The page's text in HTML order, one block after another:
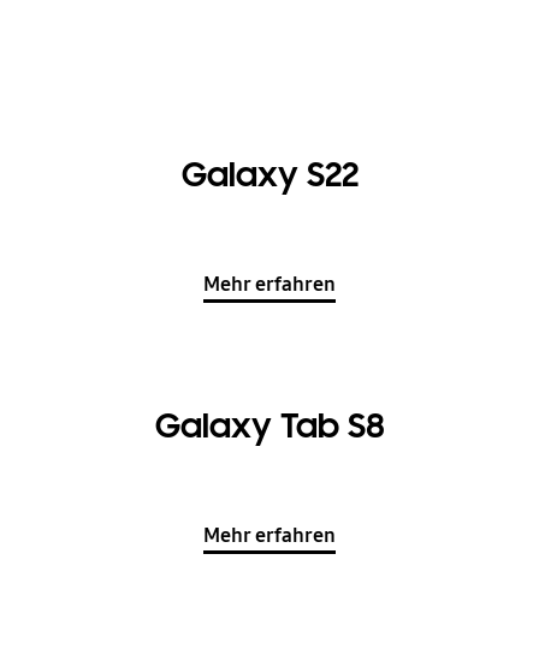
Galaxy S22
Mehr erfahren
Galaxy Tab S8
Mehr erfahren